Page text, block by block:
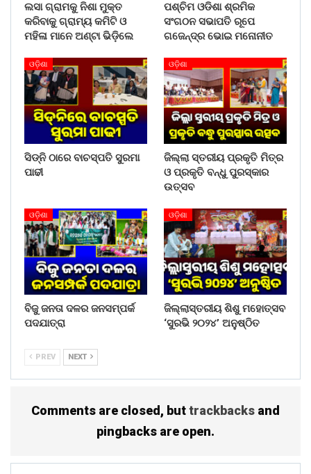
ଲସା ଗ୍ରାମକୁ ନିଶା ମୁକ୍ତ
କରିବାକୁ ଗ୍ରାମ୍ୟ କମିଟି ଓ
ମହିଳା ମାନେ ଅଣ୍ଟା ଭିଡ଼ିଲେ
ପଶ୍ଚିମ ଓଡିଶା ଶ୍ରମିକ
ସଂଗଠନ ସଭାପତି ରୂପେ
ଗଜେନ୍ଦ୍ର ଭୋଇ ମନୋନୀତ
ଓଡ଼ିଶା
ସିଡ୍‌ନି ଠାରେ ବାଚସ୍ପତି ସୁରମା
ପାଢୀ
ଓଡ଼ିଶା
ଜିଲ୍ଲା ସ୍ତରୀୟ ପ୍ରକୃତି ମିତ୍ର
ଓ ପ୍ରକୃତି ବନ୍ଧୁ ପୁରସ୍କାର
ଉତ୍ସବ
ଓଡ଼ିଶା
ବିଜୁ ଜନତା ଦଳର ଜନସମ୍ପର୍କ
ପଦଯାତ୍ରା
ଓଡ଼ିଶା
ଜିଲ୍ଲାସ୍ତରୀୟ ଶିଶୁ ମହୋତ୍ସବ
‘ସୁରଭି ୨୦୨୪’ ଅନୁଷ୍ଠିତ
PREV NEXT
Comments are closed, buttrackbacks and
pingbacks are open.